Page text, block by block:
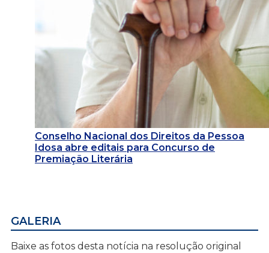
Conselho Nacional dos Direitos da Pessoa
Idosa abre editais para Concurso de
Premiação Literária
GALERIA
Baixe as fotos desta notícia na resolução original